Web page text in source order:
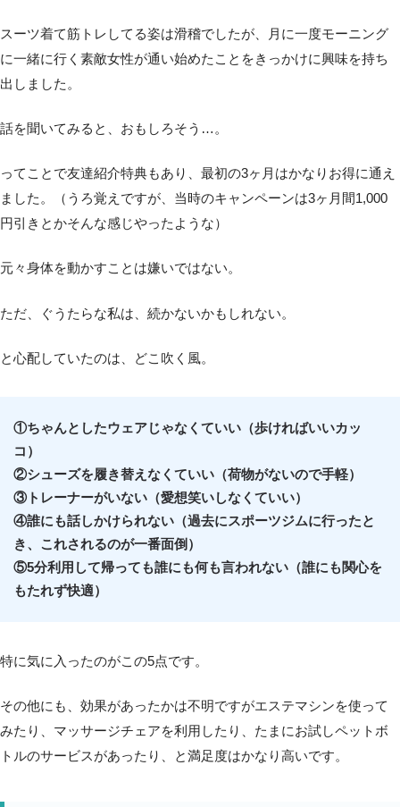
スーツ着て筋トレしてる姿は滑稽でしたが、月に一度モーニング
に一緒に行く素敵女性が通い始めたことをきっかけに興味を持ち
出しました。
話を聞いてみると、おもしろそう…。
ってことで友達紹介特典もあり、最初の3ヶ月はかなりお得に通え
ました。（うろ覚えですが、当時のキャンペーンは3ヶ月間1,000
円引きとかそんな感じやったような）
元々身体を動かすことは嫌いではない。
ただ、ぐうたらな私は、続かないかもしれない。
と心配していたのは、どこ吹く風。
①ちゃんとしたウェアじゃなくていい（歩ければいいカッ
コ）
②シューズを履き替えなくていい（荷物がないので手軽）
③トレーナーがいない（愛想笑いしなくていい）
④誰にも話しかけられない（過去にスポーツジムに行ったと
き、これされるのが一番面倒）
⑤5分利用して帰っても誰にも何も言われない（誰にも関心を
もたれず快適）
特に気に入ったのがこの5点です。
その他にも、効果があったかは不明ですがエステマシンを使って
みたり、マッサージチェアを利用したり、たまにお試しペットボ
トルのサービスがあったり、と満足度はかなり高いです。